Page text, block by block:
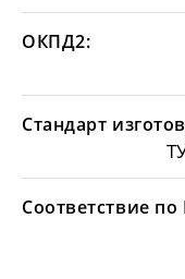
ОКПД2:
Стандарт
Соответствие по